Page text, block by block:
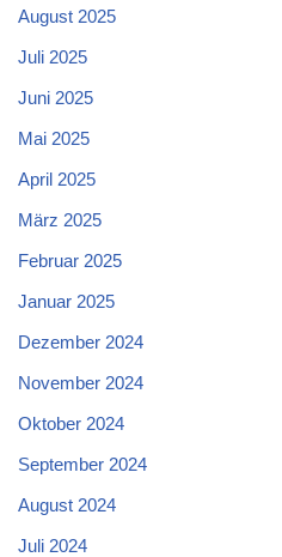
August 2025
Juli 2025
Juni 2025
Mai 2025
April 2025
März 2025
Februar 2025
Januar 2025
Dezember 2024
November 2024
Oktober 2024
September 2024
August 2024
Juli 2024